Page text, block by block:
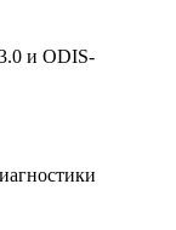
и ODIS-